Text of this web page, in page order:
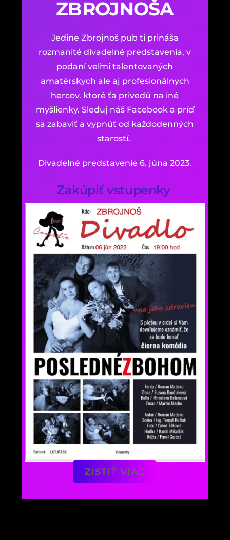
ZBROJNOŠA
Jedine Zbrojnoš pub ti prináša
rozmanité divadelné predstavenia, v
podaní veľmi talentovaných
amatérskych ale aj profesionálnych
hercov. ktoré ťa privedú na iné
myšlienky. Sleduj náš Facebook a príď
sa zabaviť a vypnúť od každodenných
starostí.
Divadelné predstavenie 6. júna 2023.
Zakúpiť vstupenky
ZISTIŤ VIAC